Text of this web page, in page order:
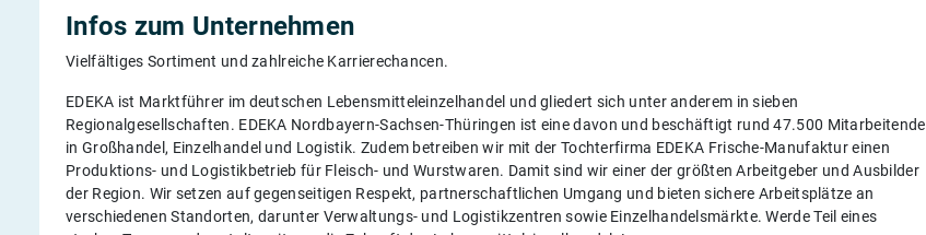
Infos zum Unternehmen
Vielfältiges Sortiment und zahlreiche Karrierechancen.
EDEKA ist Marktführer im deutschen Lebensmitteleinzelhandel und gliedert sich unter anderem in sieben
Regionalgesellschaften. EDEKA Nordbayern-Sachsen-Thüringen ist eine davon und beschäftigt rund 47.500 Mitarbeitende
in Großhandel, Einzelhandel und Logistik. Zudem betreiben wir mit der Tochterfirma EDEKA Frische-Manufaktur einen
Produktions- und Logistikbetrieb für Fleisch- und Wurstwaren. Damit sind wir einer der größten Arbeitgeber und Ausbilder
der Region. Wir setzen auf gegenseitigen Respekt, partnerschaftlichen Umgang und bieten sichere Arbeitsplätze an
verschiedenen Standorten, darunter Verwaltungs- und Logistikzentren sowie Einzelhandelsmärkte. Werde Teil eines